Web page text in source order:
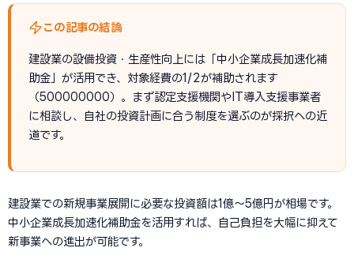
この記事の結論
建設業の設備投資・生産性向上には「中小企業成長加速化補
助金」が活用でき、対象経費の1/2が補助されます
（500000000）。まず認定支援機関やIT導入支援事業者
に相談し、自社の投資計画に合う制度を選ぶのが採択への近
道です。
建設業での新規事業展開に必要な投資額は1億〜5億円が相場です。
中小企業成長加速化補助金を活用すれば、自己負担を大幅に抑えて
新事業への進出が可能です。